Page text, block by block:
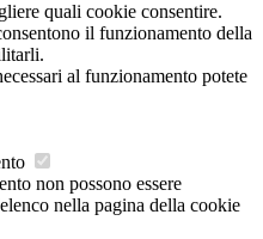
quali cookie consentire.
il funzionamento della
al funzionamento potete
non possono essere
nella pagina della cookie